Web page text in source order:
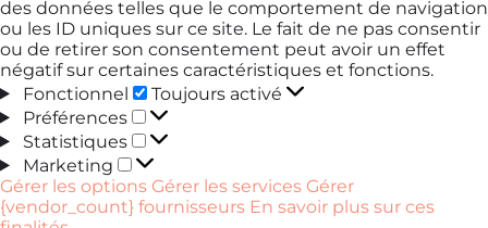
des données telles que le comportement de navigation
ou les ID uniques sur ce site. Le fait de ne pas consentir
ou de retirer son consentement peut avoir un effet
négatif sur certaines caractéristiques et fonctions.
Fonctionnel
Fonctionnel
Toujours activé
Préférences
Préférences
Statistiques
Statistiques
Marketing
Marketing
Gérer les options Gérer les services Gérer
{vendor_count} fournisseurs En savoir plus sur ces